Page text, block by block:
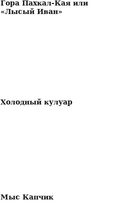
Гора Пахкал-Кая или
«Лысый Иван»
Холодный кулуар
Мыс Капчик